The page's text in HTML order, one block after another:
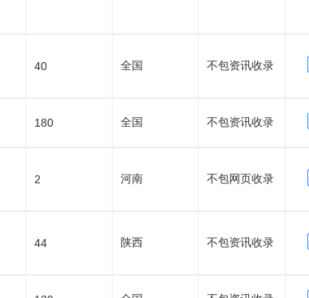
40 全国 不包资讯收录
180 全国 不包资讯收录
2 河南 不包网页收录
44 陕西 不包资讯收录